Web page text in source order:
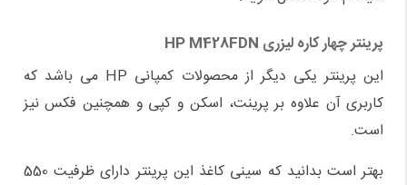
پرینتر چهار کاره لیزری HP M428FDN
این پرینتر یکی دیگر از محصولات کمپانی HP می باشد که
کاربری آن علاوه بر پرینت، اسکن و کپی و همچنین فکس نیز
است.
بهتر است بدانید که سینی کاغذ این پرینتر دارای ظرفیت 550